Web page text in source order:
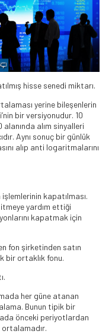
hisse senedi miktarı.
yerine bileşenlerin
bir versiyonudur. 10
alanında alım sinyalleri
Aynı sonuç bir günlük
alıp anti logaritmalarını
işlemlerinin kapatılması.
yardım ettiği
kapatmak için
fon şirketinden satın
bir ortaklık fonu.
her güne atanan
Bunun tipik bir
önceki periyotlardan
ortalamadır.